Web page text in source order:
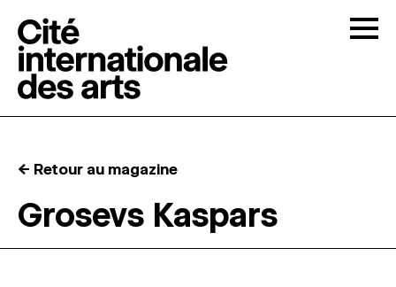
RÉSIDENCES ↓
← Retour au magazine
Grosevs Kaspars